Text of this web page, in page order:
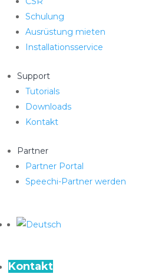
Schulung
Ausrüstung mieten
Installationsservice
Support
Tutorials
Downloads
Kontakt
Partner
Partner Portal
Speechi-Partner werden
Kontakt